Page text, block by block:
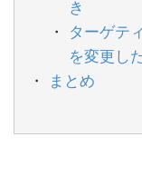
き
ターゲテ
を変更し
まとめ